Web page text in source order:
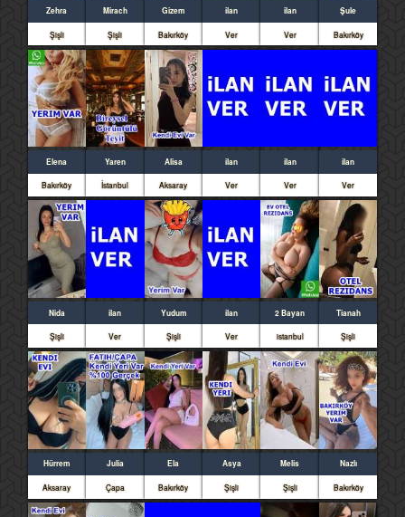
Zehra
Şişli
Mirach
Şişli
Gizem
Bakırköy
ilan
Ver
ilan
Ver
Şule
Bakırköy
Elena
Bakırköy
Yaren
İstanbul
Alisa
Aksaray
ilan
Ver
ilan
Ver
ilan
Ver
Nida
Şişli
ilan
Ver
Yudum
Şişli
ilan
Ver
2 Bayan
istanbul
Tianah
Şişli
Hürrem
Aksaray
Julia
Çapa
Ela
Bakırköy
Asya
Şişli
Melis
Şişli
Nazlı
Bakırköy